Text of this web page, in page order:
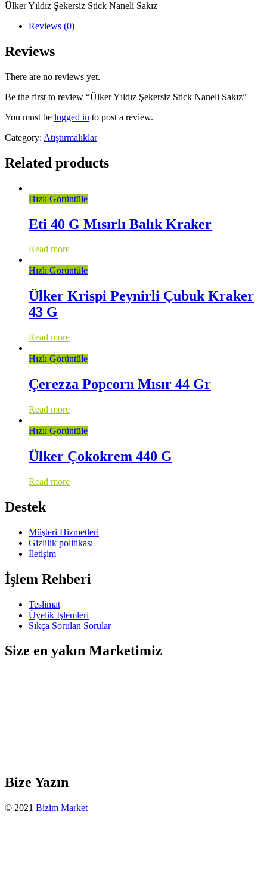
Ülker Yıldız Şekersiz Stick Naneli Sakız
Reviews (0)
Reviews
There are no reviews yet.
Be the first to review “Ülker Yıldız Şekersiz Stick Naneli Sakız”
You must be logged in to post a review.
Category: Atıştırmalıklar
Related products
Hızlı Görüntüle
Eti 40 G Mısırlı Balık Kraker
Read more
Hızlı Görüntüle
Ülker Krispi Peynirli Çubuk Kraker
43 G
Read more
Hızlı Görüntüle
Çerezza Popcorn Mısır 44 Gr
Read more
Hızlı Görüntüle
Ülker Çokokrem 440 G
Read more
Destek
Müşteri Hizmetleri
Gizlilik politikası
İletişim
İşlem Rehberi
Teslimat
Üyelik İşlemleri
Sıkça Sorulan Sorular
Size en yakın Marketimiz
Bize Yazın
© 2021 Bizim Market